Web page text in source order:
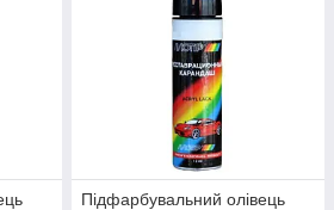
Підфарбувальний олівець